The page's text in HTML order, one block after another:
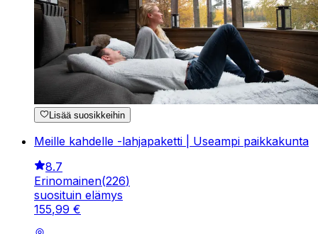
Lisää suosikkeihin
Meille kahdelle -lahjapaketti | Useampi paikkakunta
8.7
Erinomainen(226)
suosituin elämys
155,99 €